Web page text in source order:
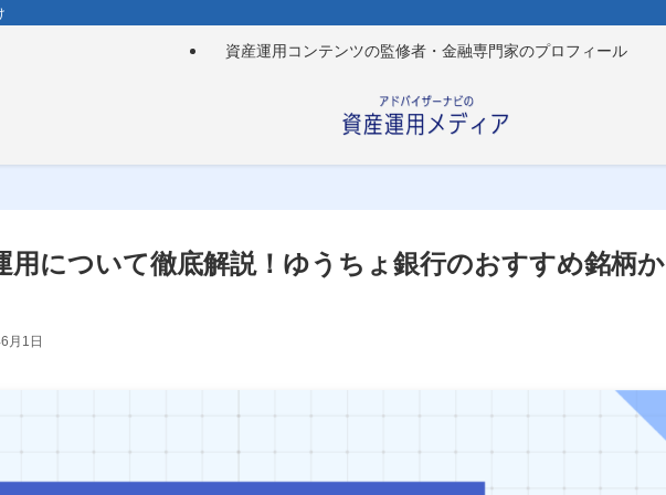
資産運用コンテンツの監修者・金融専門家のプロフィール
用について徹底解説！ゆうちょ銀行のおすすめ銘柄か
月1日